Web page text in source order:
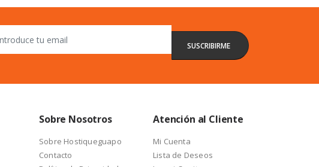
Sobre Nosotros
Sobre Hostiqueguapo
Contacto
Atención al Cliente
Mi Cuenta
Lista de Deseos